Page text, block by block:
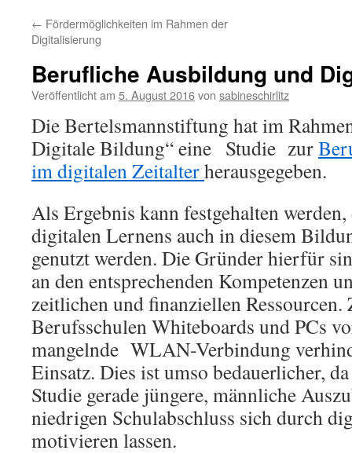
← Fördermöglichkeiten im Rahmen der
Digitalisierung
Berufliche Ausbildung und
Veröffentlicht am 5. August 2016von sabineschirlitz
Die Bertelsmannstiftung hat im
Digitale Bildung“ eine Studie zur
im digitalen Zeitalterherausgegeben.
Als Ergebnis kann festgehalten werden,
digitalen Lernens auch in diesem
genutzt werden. Die Gründer hierfür
an den entsprechenden Kompetenzen
zeitlichen und finanziellen
Berufsschulen Whiteboards und PCs
mangelnde WLAN-Verbindung
Einsatz. Dies ist umso bedauerlicher,
Studie gerade jüngere, männliche
niedrigen Schulabschluss sich durch
motivieren lassen.